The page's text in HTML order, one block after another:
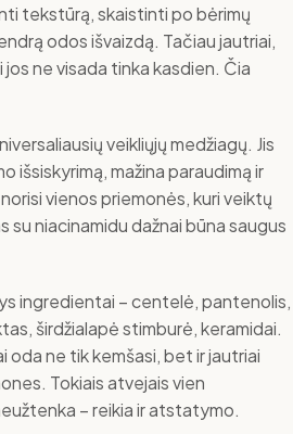
tekstūrą, skaistinti po bėrimų
odos išvaizdą. Tačiau jautriai,
ne visada tinka kasdien. Čia
veikliųjų medžiagų. Jis
išsiskyrimą, mažina paraudimą ir
vienos priemonės, kuri veiktų
su niacinamidu dažnai būna saugus
ingredientai – centelė, pantenolis,
širdžialapė stimburė, keramidai.
oda ne tik kemšasi, bet ir jautriai
Tokiais atvejais vien
– reikia ir atstatymo.